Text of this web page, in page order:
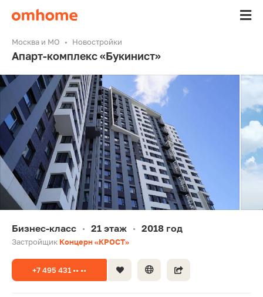
Москва и МО Новостройки
Апарт-комплекс «Букинист»
Бизнес-класс • 21 этаж • 2018 год
Застройщик Концерн «КРОСТ»
+7 495 431 •• ••